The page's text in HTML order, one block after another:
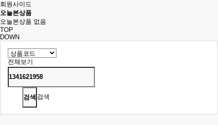
회원사이드
오늘본상품
오늘본상품 없음
TOP
DOWN
전체보기
검색